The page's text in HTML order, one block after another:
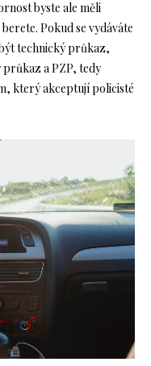
byste ale měli
Pokud se vydáváte
technický průkaz,
a PZP, tedy
který akceptují policisté